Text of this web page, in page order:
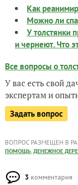
Как
Можно ли
У толстянки
и чернеют. Что
Все вопросы о
У вас есть свой
экспертам и
Задать вопрос
ВОПРОС РАЗМЕЩЕН В
ПОМОЩЬ, ДЕНЕЖНОЕ
3 комментария